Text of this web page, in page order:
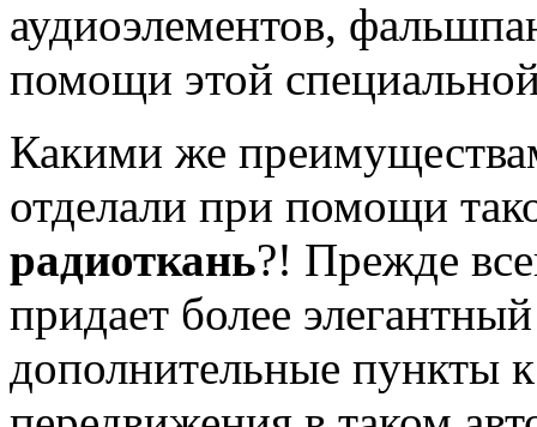
аудиоэлементов,
помощи этой
Какими же
отделали при помощи
радиоткань?! Прежде
придает более
дополнительные пункты